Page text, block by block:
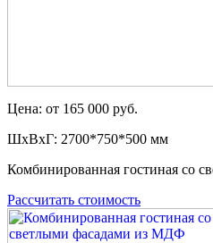
Цена: от 165 000 руб.
ШxВxГ: 2700*750*500 мм
Комбинированная гостиная со
Рассчитать стоимость